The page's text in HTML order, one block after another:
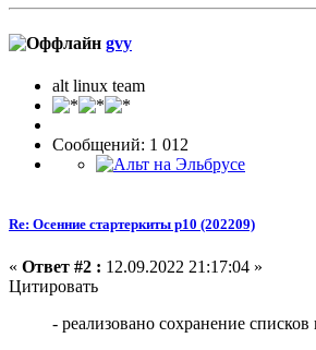
gvy
alt linux team
Сообщений: 1 012
Re: Осенние стартеркиты p10 (202209)
« Ответ #2 : 12.09.2022 21:17:04 »
Цитировать
- реализовано сохранение